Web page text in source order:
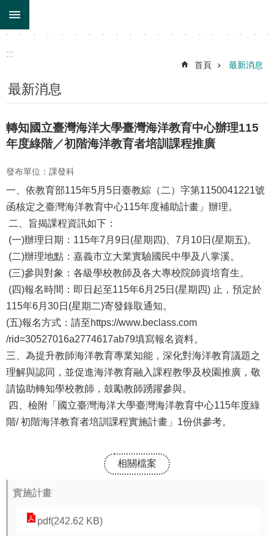
跳到主要內容區塊
:::
首頁 最新消息
最新消息
轉知國立臺灣海洋大學臺灣海洋教育中心辦理115
年度綠階／初階海洋教育者培訓課程推廣
發布單位：課發科
一、依教育部115年5月5日臺教綜（二）字第1150041221號
函核定之臺灣海洋教育中心115年度補助計畫」辦理。
二、旨揭課程資訊如下：
(一)辦理日期：115年7月9日(星期四)、7月10日(星期五)。
(二)辦理地點：嘉義市立大業實驗國民中學及八掌溪。
(三)參與對象：各級學校教師及各大專校院師資培育生。
(四)報名時間：即日起至115年6月25日(星期四) 止，預定於
115年6月30日(星期二)寄發錄取通知。
(五)報名方式：請至https://www.beclass.com
/rid=30527016a2774617ab79填寫報名資料。
三、為提升教師海洋教育專業知能，深化對海洋教育議題之
理解與認同，並促進海洋教育融入課程教學及校園推廣，敬
請協助轉知學校教師，鼓勵教師踴躍參與。
四、檢附「國立臺灣海洋大學臺灣海洋教育中心115年度綠
階/ 初階海洋教育者培訓課程實施計畫」1份供參考。
相關檔案
實施計畫
pdf(242.62 KB)